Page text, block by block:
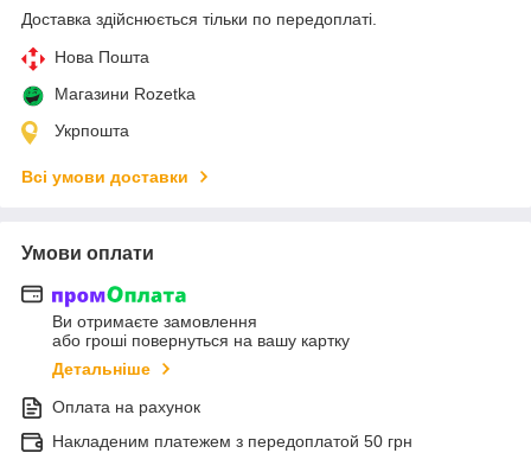
Доставка здійснюється тільки по передоплаті.
Нова Пошта
Магазини Rozetka
Укрпошта
Всі умови доставки
Умови оплати
Ви отримаєте замовлення
або гроші повернуться на вашу картку
Детальніше
Оплата на рахунок
Накладеним платежем з передоплатой 50 грн